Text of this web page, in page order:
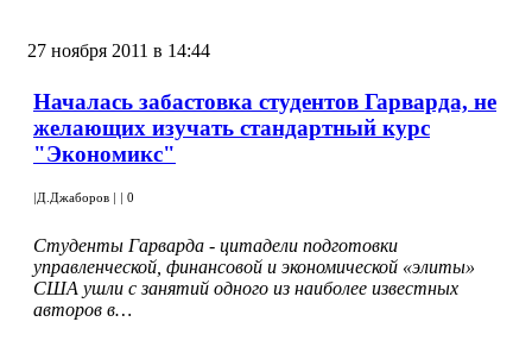
27 ноября 2011 в 14:44
Началась забастовка студентов Гарварда, не
желающих изучать стандартный курс
"Экономикс"
|Д.Джаборов | | 0
Студенты Гарварда - цитадели подготовки
управленческой, финансовой и экономической «элиты»
США ушли с занятий одного из наиболее известных
авторов в…